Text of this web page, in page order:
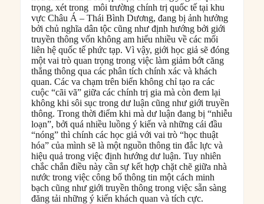
trọng, xét trong môi trường chính trị quốc tế tại khu
vực Châu Á – Thái Bình Dương, đang bị ảnh hưởng
bởi chủ nghĩa dân tộc cũng như định hướng bởi giới
truyền thông vốn không am hiểu nhiều về các mối
liên hệ quốc tế phức tạp. Vì vậy, giới học giả sẽ đóng
một vai trò quan trọng trong việc làm giảm bớt căng
thẳng thông qua các phân tích chính xác và khách
quan. Các va chạm trên biển không chỉ tạo ra các
cuộc “cãi vã” giữa các chính trị gia mà còn đem lại
không khi sôi sục trong dư luận cũng như giới truyền
thông. Trong thời điểm khi mà dư luận đang bị “nhiễu
loạn”, bởi quá nhiều luồng ý kiến và những cái đầu
“nóng” thì chính các học giả với vai trò “học thuật
hóa” của mình sẽ là một nguồn thông tin đắc lực và
hiệu quả trong việc định hướng dư luận. Tuy nhiên
chắc chắn điều này cần sự kết hợp chặt chẽ giữa nhà
nước trong việc công bố thông tin một cách minh
bạch cũng như giới truyền thông trong việc sẵn sàng
đăng tải những ý kiến khách quan và tích cực.